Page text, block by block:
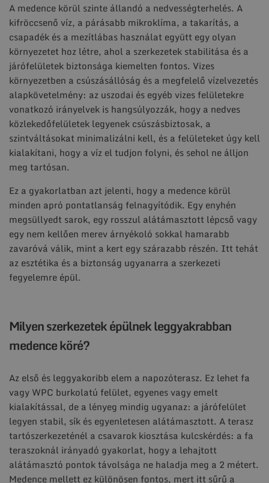
A medence körül szinte állandó a nedvességterhelés. A
kifröccsenő víz, a párásabb mikroklíma, a takarítás, a
csapadék és a mezítlábas használat együtt egy olyan
környezetet hoz létre, ahol a szerkezetek stabilitása és a
járófelületek biztonsága kiemelten fontos. Vizes
környezetben a csúszásállóság és a megfelelő vízelvezetés
alapkövetelmény: az uszodai és egyéb vizes felületekre
vonatkozó irányelvek is hangsúlyozzák, hogy a nedves
közlekedőfelületek legyenek csúszásbiztosak, a
szintváltásokat minimalizálni kell, és a felületeket úgy kell
kialakítani, hogy a víz el tudjon folyni, és sehol ne álljon
meg tartósan.
Ez a gyakorlatban azt jelenti, hogy a medence körül
minden apró pontatlanság felnagyítódik. Egy enyhén
megsüllyedt sarok, egy rosszul alátámasztott lépcső vagy
egy nem kellően merev árnyékoló sokkal hamarabb
zavaróvá válik, mint a kert egy szárazabb részén. Itt tehát
az esztétika és a biztonság ugyanarra a szerkezeti
fegyelemre épül.
Milyen szerkezetek épülnek leggyakrabban
medence köré?
Az első és leggyakoribb elem a napozóterasz. Ez lehet fa
vagy WPC burkolatú felület, egyenes vagy emelt
kialakítással, de a lényeg mindig ugyanaz: a járófelület
legyen stabil, sík és egyenletesen alátámasztott. A terasz
tartószerkezeténél a csavarok kiosztása kulcskérdés: a fa
teraszoknál irányadó gyakorlat, hogy a lehajtott
alátámasztó pontok távolsága ne haladja meg a 2 métert.
Medence mellett ez különösen fontos, mert itt sűrű a